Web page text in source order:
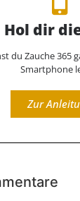
Hol dir
du Zauche 365
Smartphone
Zur